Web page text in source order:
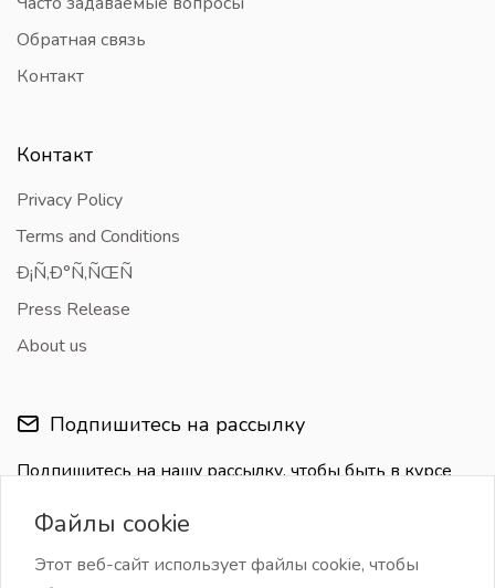
Обратная связь
Контакт
Контакт
Privacy Policy
Terms and Conditions
Ð¡Ñ‚Ð°Ñ‚ÑŒÑ
Press Release
About us
Подпишитесь на рассылку
Подпишитесь на нашу рассылку, чтобы быть в курсе
Файлы cookie
Этот веб-сайт использует файлы cookie, чтобы